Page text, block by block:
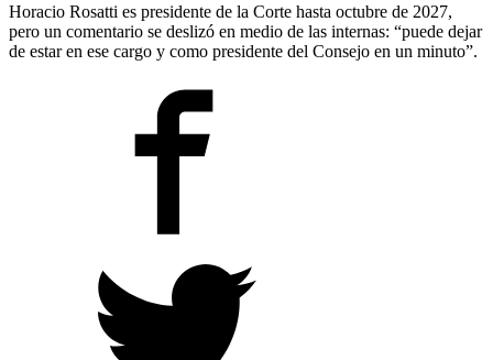
Horacio Rosatti es presidente de la Corte hasta octubre de 2027,
pero un comentario se deslizó en medio de las internas: “puede dejar
de estar en ese cargo y como presidente del Consejo en un minuto”.